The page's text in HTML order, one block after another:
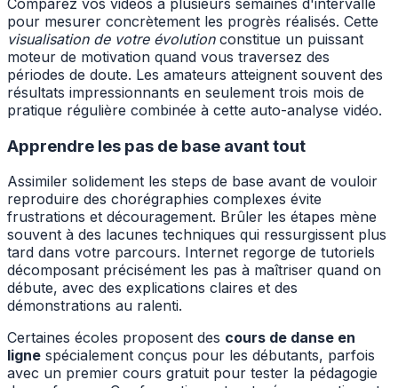
Comparez vos vidéos à plusieurs semaines d'intervalle
pour mesurer concrètement les progrès réalisés. Cette
visualisation de votre évolutionconstitue un puissant
moteur de motivation quand vous traversez des
périodes de doute. Les amateurs atteignent souvent des
résultats impressionnants en seulement trois mois de
pratique régulière combinée à cette auto-analyse vidéo.
Apprendre les pas de base avant tout
Assimiler solidement les steps de base avant de vouloir
reproduire des chorégraphies complexes évite
frustrations et découragement. Brûler les étapes mène
souvent à des lacunes techniques qui ressurgissent plus
tard dans votre parcours. Internet regorge de tutoriels
décomposant précisément les pas à maîtriser quand on
débute, avec des explications claires et des
démonstrations au ralenti.
Certaines écoles proposent des cours de danse en
ligne spécialement conçus pour les débutants, parfois
avec un premier cours gratuit pour tester la pédagogie